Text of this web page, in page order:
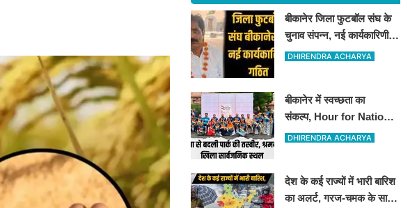
बीकानेर जिला फुटबॉल संघ के
चुनाव संपन्न, नई कार्यकारिणी
का गठन
DHIRENDRA ACHARYA
बीकानेर में स्वच्छता का
संकल्प, Hour for Nation ने
संवारा पब्लिक पार्क
DHIRENDRA ACHARYA
देश के कई राज्यों में भारी बारिश
का अलर्ट, गरज-चमक के साथ